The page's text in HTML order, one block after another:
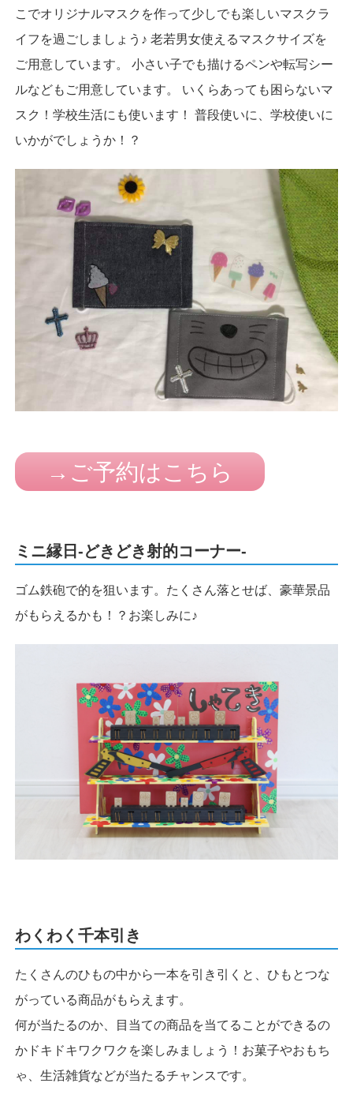
こでオリジナルマスクを作って少しでも楽しいマスクラ
イフを過ごしましょう♪ 老若男女使えるマスクサイズを
ご用意しています。 小さい子でも描けるペンや転写シー
ルなどもご用意しています。 いくらあっても困らないマ
スク！学校生活にも使います！ 普段使いに、学校使いに
いかがでしょうか！？
→ご予約はこちら
ミニ縁日-どきどき射的コーナー-
ゴム鉄砲で的を狙います。たくさん落とせば、豪華景品
がもらえるかも！？お楽しみに♪
わくわく千本引き
たくさんのひもの中から一本を引き引くと、ひもとつな
がっている商品がもらえます。
何が当たるのか、目当ての商品を当てることができるの
かドキドキワクワクを楽しみましょう！お菓子やおもち
ゃ、生活雑貨などが当たるチャンスです。